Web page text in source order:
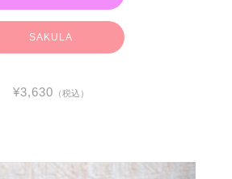
SAKULA
¥3,630 （税込）